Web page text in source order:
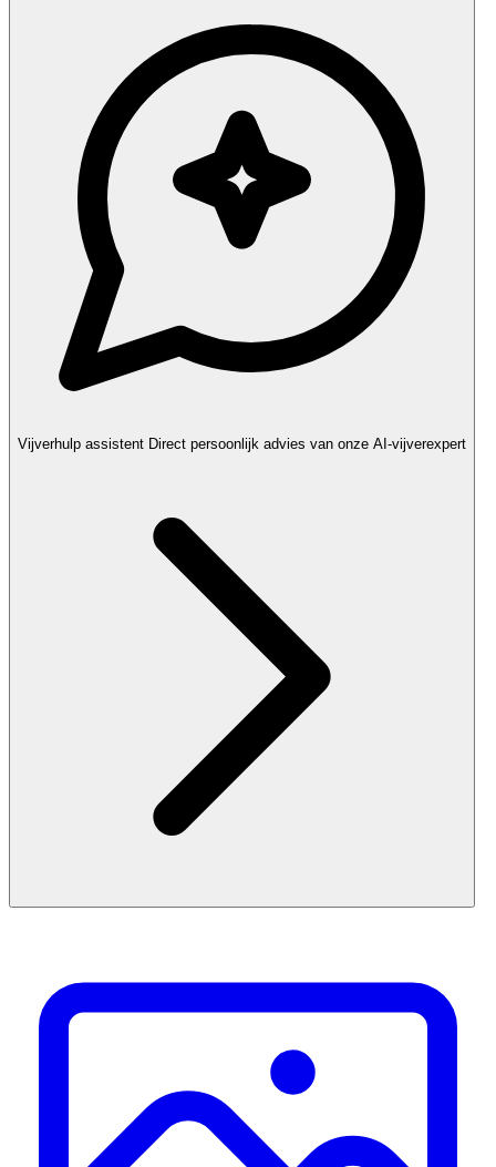
Vijverhulp assistent Direct persoonlijk advies van onze AI-vijverexpert